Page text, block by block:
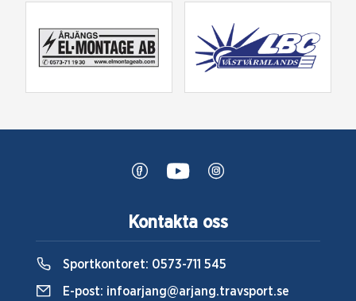
Kontakta oss
Sportkontoret: 0573-711 545
E-post: infoarjang@arjang.travsport.se